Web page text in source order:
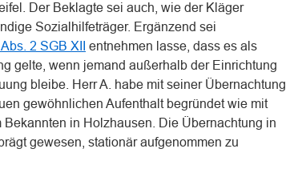
Der Beklagte sei auch, wie der Kläger
Sozialhilfeträger. Ergänzend sei
2 SGB XII
entnehmen lasse, dass es als
gelte, wenn jemand außerhalb der Einrichtung
bleibe. Herr A. habe mit seiner Übernachtung
gewöhnlichen Aufenthalt begründet wie mit
in Holzhausen. Die Übernachtung in
gewesen, stationär aufgenommen zu